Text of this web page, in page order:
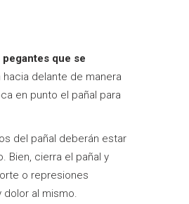
que se
delante de manera
en punto el pañal para
del pañal deberán estar
Bien, cierra el pañal y
o represiones
dolor al mismo.